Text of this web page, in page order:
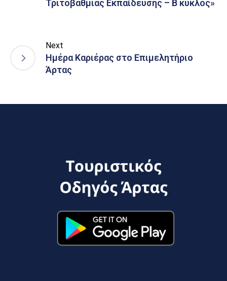
Τριτοβάθμιας Εκπαίδευσης – Β κύκλος»
Next
Ημέρα Καριέρας στο Επιμελητήριο
Άρτας